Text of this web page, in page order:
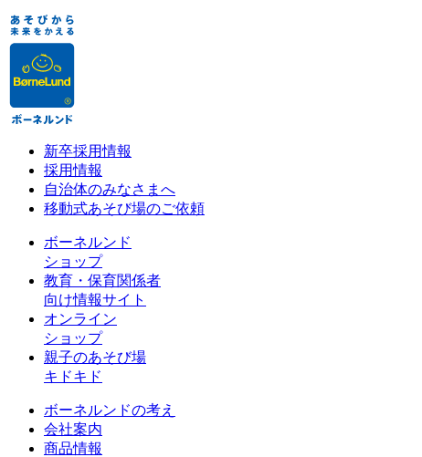
新卒採用情報
採用情報
自治体のみなさまへ
移動式あそび場のご依頼
ボーネルンド
ショップ
教育・保育関係者
向け情報サイト
オンライン
ショップ
親子のあそび場
キドキド
ボーネルンドの考え
会社案内
商品情報